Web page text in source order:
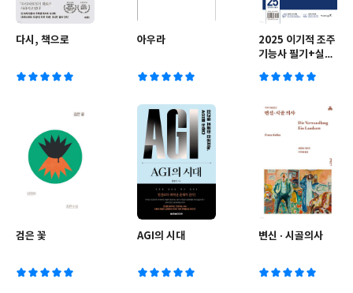
다시, 책으로 아우라
2025 이기적 조주
기능사 필기+실기
검은 꽃 AGI의 시대 변신 · 시골의사